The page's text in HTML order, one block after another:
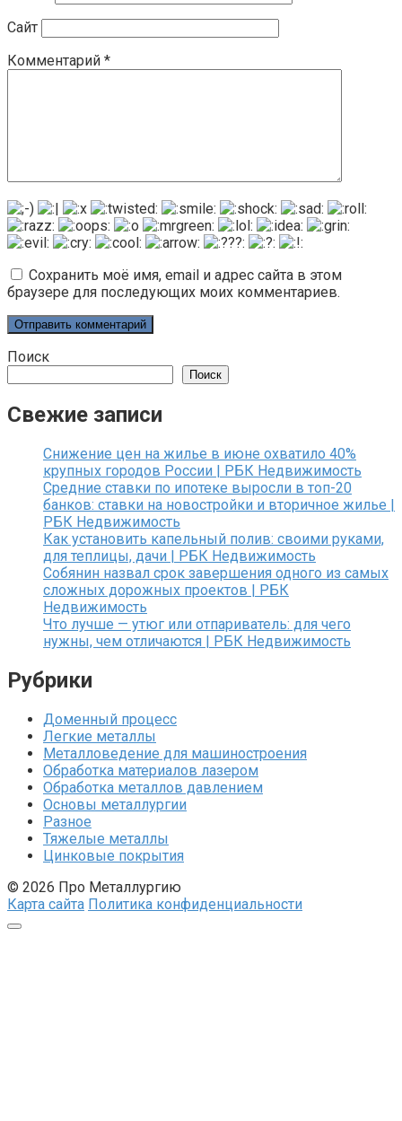
Сайт
Комментарий *
Сохранить моё имя, email и адрес сайта в этом
браузере для последующих моих комментариев.
Поиск
Поиск
Свежие записи
Снижение цен на жилье в июне охватило 40%
крупных городов России | РБК Недвижимость
Средние ставки по ипотеке выросли в топ-20
банков: ставки на новостройки и вторичное жилье |
РБК Недвижимость
Как установить капельный полив: своими руками,
для теплицы, дачи | РБК Недвижимость
Собянин назвал срок завершения одного из самых
сложных дорожных проектов | РБК
Недвижимость
Что лучше — утюг или отпариватель: для чего
нужны, чем отличаются | РБК Недвижимость
Рубрики
Доменный процесс
Легкие металлы
Металловедение для машиностроения
Обработка материалов лазером
Обработка металлов давлением
Основы металлургии
Разное
Тяжелые металлы
Цинковые покрытия
© 2026 Про Металлургию
Карта сайта Политика конфиденциальности